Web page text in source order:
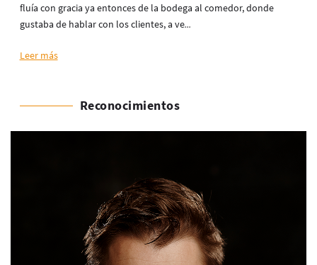
fluía con gracia ya entonces de la bodega al comedor, donde
gustaba de hablar con los clientes, a ve...
Leer más
Reconocimientos